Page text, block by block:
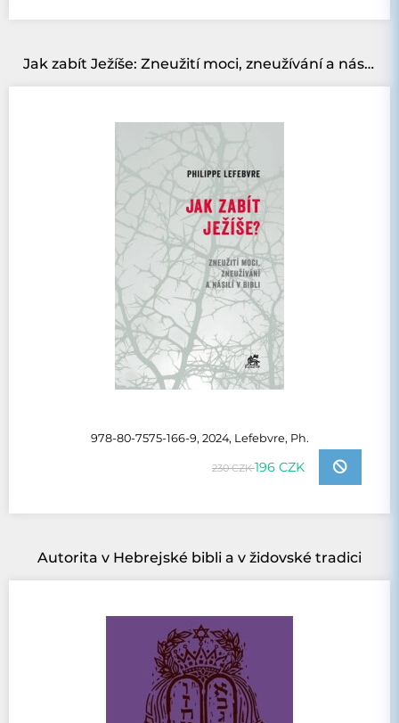
Jak zabít Ježíše: Zneužití moci, zneužívání a násilí v Bibli
978-80-7575-166-9, 2024, Lefebvre, Ph.
230 CZK196 CZK
Autorita v Hebrejské bibli a v židovské tradici